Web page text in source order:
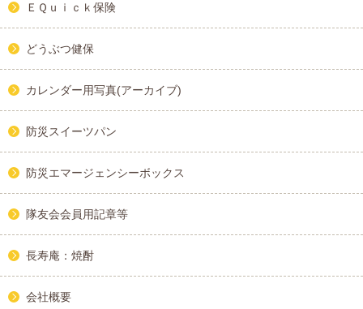
ＥＱｕｉｃｋ保険
どうぶつ健保
カレンダー用写真(アーカイブ)
防災スイーツパン
防災エマージェンシーボックス
隊友会会員用記章等
長寿庵：焼酎
会社概要